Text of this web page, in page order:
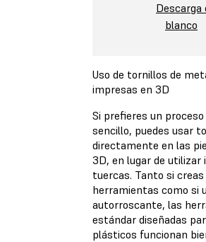
Descarga
blanco
Uso de tornillos de
impresas en 3D
Si prefieres un
sencillo, puedes usar
directamente en las
3D, en lugar de utilizar
tuercas. Tanto si
herramientas como si
autorroscante, las
estándar diseñadas
plásticos funcionan